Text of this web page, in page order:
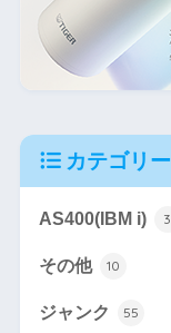
カテゴリー
AS400(IBM i) 3
その他 10
ジャンク 55